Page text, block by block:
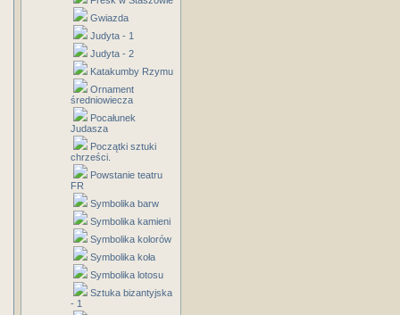
Gwiazda
Judyta - 1
Judyta - 2
Katakumby Rzymu
Ornament
średniowiecza
Pocałunek
Judasza
Początki sztuki
chrześci.
Powstanie teatru
FR
Symbolika barw
Symbolika kamieni
Symbolika kolorów
Symbolika koła
Symbolika lotosu
Sztuka bizantyjska
- 1